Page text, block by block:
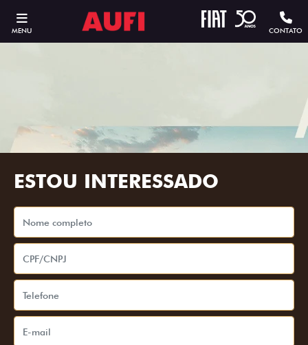
MENU CONTATO
ESTOU INTERESSADO